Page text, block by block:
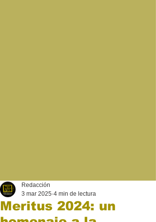
Meritus 2024: un
Redacción
3 mar 2025 4 min de lectura